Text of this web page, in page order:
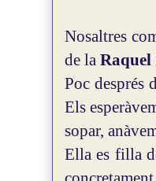
Nosaltres
de la Raquel
Poc després
Els
sopar,
Ella es filla